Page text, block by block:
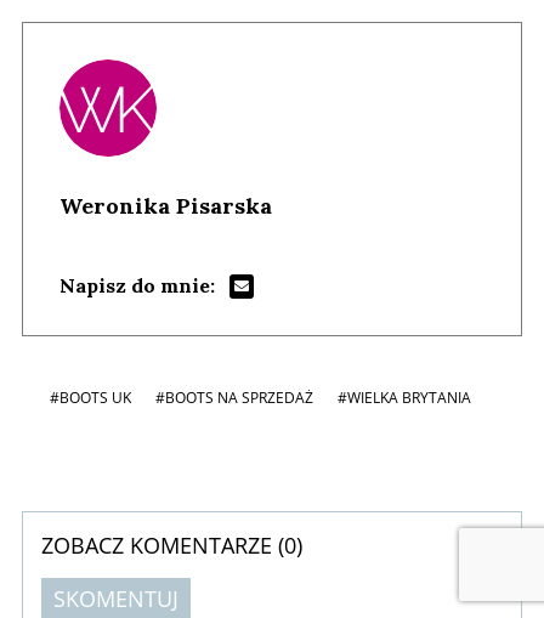
Weronika Pisarska
Napisz do mnie:
#BOOTS UK #BOOTS NA SPRZEDAŻ #WIELKA BRYTANIA
ZOBACZ KOMENTARZE (0)
SKOMENTUJ